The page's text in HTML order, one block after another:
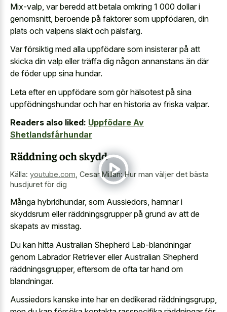
Mix-valp, var beredd att betala omkring 1 000 dollar i
genomsnitt, beroende på faktorer som uppfödaren, din
plats och valpens släkt och pälsfärg.
Var försiktig med alla uppfödare som insisterar på att
skicka din valp eller träffa dig någon annanstans än där
de föder upp sina hundar.
Leta efter en uppfödare som gör hälsotest på sina
uppfödningshundar och har en historia av friska valpar.
Readers also liked: Uppfödare Av
Shetlandsfårhundar
Räddning och skydd
Källa: youtube.com Cesar Millan: Hur man väljer det bästa
husdjuret för dig
Många hybridhundar, som Aussiedors, hamnar i
skyddsrum eller räddningsgrupper på grund av att de
skapats av misstag.
Du kan hitta Australian Shepherd Lab-blandningar
genom Labrador Retriever eller Australian Shepherd
räddningsgrupper, eftersom de ofta tar hand om
blandningar.
Aussiedors kanske inte har en dedikerad räddningsgrupp,